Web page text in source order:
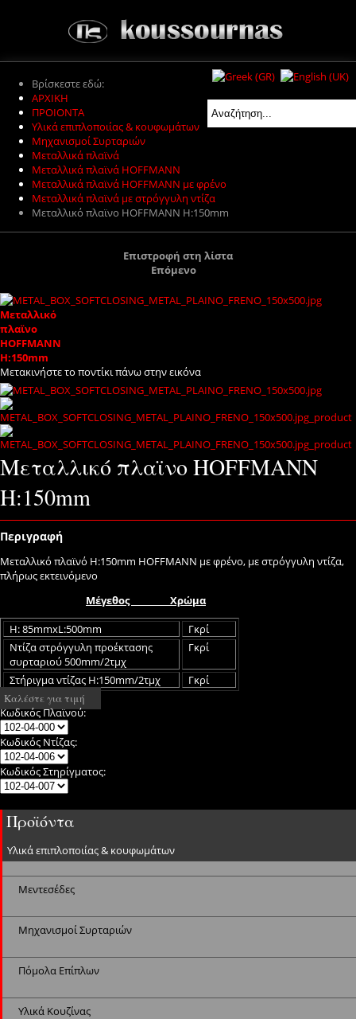
Βρίσκεστε εδώ:
ΑΡΧΙΚΗ
ΠΡΟΙΟΝΤΑ
Υλικά επιπλοποιίας & κουφωμάτων
Μηχανισμοί Συρταριών
Μεταλλικά πλαϊνά
Μεταλλικά πλαϊνά HOFFMANN
Μεταλλικά πλαϊνά HOFFMANN με φρένο
Μεταλλικά πλαϊνά με στρόγγυλη ντίζα
Μεταλλικό πλαϊνο HOFFMANN H:150mm
Επιστροφή στη λίστα
Επόμενο
Μεταλλικό
πλαϊνο
HOFFMANN
H:150mm
Μετακινήστε το ποντίκι πάνω στην εικόνα
Μεταλλικό πλαϊνο HOFFMANN
H:150mm
Περιγραφή
Μεταλλικό πλαϊνό H:150mm HOFFMANN με φρένο, με στρόγγυλη ντίζα,
πλήρως εκτεινόμενο
Μέγεθος
Χρώμα
H: 85mmxL:500mm
Γκρί
Ντίζα στρόγγυλη προέκτασης
συρταριού 500mm/2τμχ
Γκρί
Στήριγμα ντίζας H:150mm/2τμχ
Γκρί
Καλέστε για τιμή
Κωδικός Πλαϊνού:
Κωδικός Ντίζας:
Κωδικός Στηρίγματος:
Προϊόντα
Υλικά επιπλοποιίας & κουφωμάτων
Μεντεσέδες
Μηχανισμοί Συρταριών
Πόμολα Επίπλων
Υλικά Κουζίνας